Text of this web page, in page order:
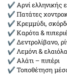
✔ Αρνί ελληνικής
✔ Πατάτες
✔ Κρεμμύδι,
✔ Καρότα &
✔ Δεντρολίβανο,
✔ Λεμόνι &
✔ Αλάτι – πιπέρι
✔ Τοποθέτηση